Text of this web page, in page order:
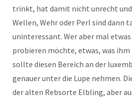
trinkt, hat damit nicht unrecht und
Wellen, Wehr oder Perl sind dann
uninteressant. Wer aber mal
probieren möchte, etwas, was
sollte diesen Bereich an der
genauer unter die Lupe nehmen.
der alten Rebsorte Elbling, aber